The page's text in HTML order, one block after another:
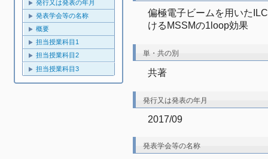
発行又は発表の年月
発表学会等の名称
概要
担当授業科目1
担当授業科目2
担当授業科目3
偏極電子ビームを用いた
けるMSSMの1loop効果
単・共の別
共著
発行又は発表の年月
2017/09
発表学会等の名称